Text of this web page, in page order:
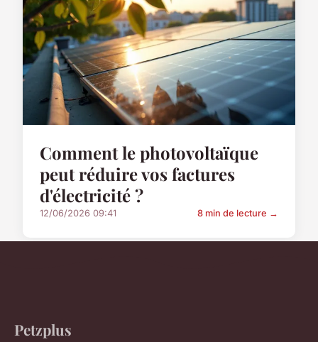
Comment le photovoltaïque
peut réduire vos factures
d'électricité ?
12/06/2026 09:41 8 min de lecture →
Petzplus